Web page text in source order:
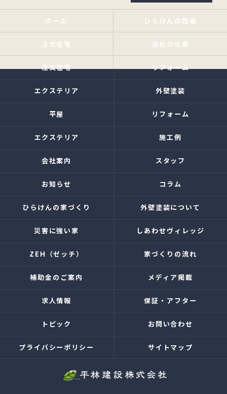
ホーム ひらけんの性能
注文住宅 当社の仕事
注文住宅 リフォーム
エクステリア 外壁塗装
平屋 リフォーム
エクステリア 施工例
会社案内 スタッフ
お知らせ コラム
ひらけんの家づくり 外壁塗装について
災害に強い家 しあわせヴィレッジ
ZEH（ゼッチ） 家づくりの流れ
補助金のご案内 メディア掲載
求人情報 保証・アフター
トピック お問い合わせ
プライバシーポリシー サイトマップ